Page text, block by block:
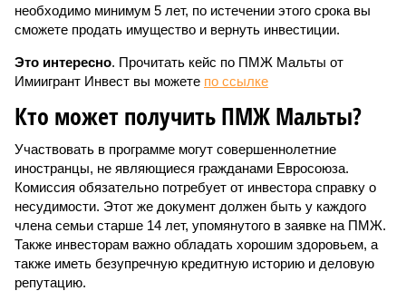
необходимо минимум 5 лет, по истечении этого срока вы
сможете продать имущество и вернуть инвестиции.
Это интересно. Прочитать кейс по ПМЖ Мальты от
Имиигрант Инвест вы можете по ссылке
Кто может получить ПМЖ Мальты?
Участвовать в программе могут совершеннолетние
иностранцы, не являющиеся гражданами Евросоюза.
Комиссия обязательно потребует от инвестора справку о
несудимости. Этот же документ должен быть у каждого
члена семьи старше 14 лет, упомянутого в заявке на ПМЖ.
Также инвесторам важно обладать хорошим здоровьем, а
также иметь безупречную кредитную историю и деловую
репутацию.